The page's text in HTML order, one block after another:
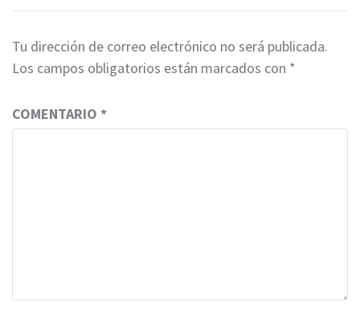
Tu dirección de correo electrónico no será publicada.
Los campos obligatorios están marcados con *
COMENTARIO *